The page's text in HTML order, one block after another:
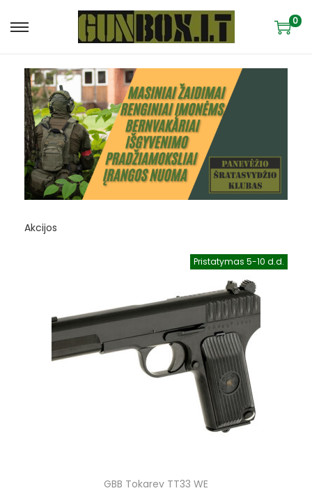
0
Akcijos
Pristatymas 5-10 d.d.
GBB Tokarev TT33 WE